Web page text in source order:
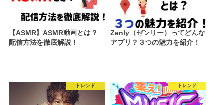
【ASMR】ASMR動画とは？
配信方法を徹底解説！
Zenly（ゼンリー）ってどんな
アプリ？３つの魅力を紹介！
トレンド トレンド